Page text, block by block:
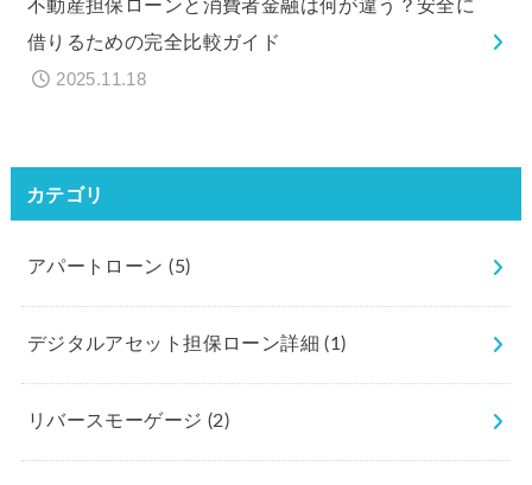
不動産担保ローンと消費者金融は何が違う？安全に
借りるための完全比較ガイド
2025.11.18
カテゴリ
アパートローン(5)
デジタルアセット担保ローン詳細(1)
リバースモーゲージ (2)